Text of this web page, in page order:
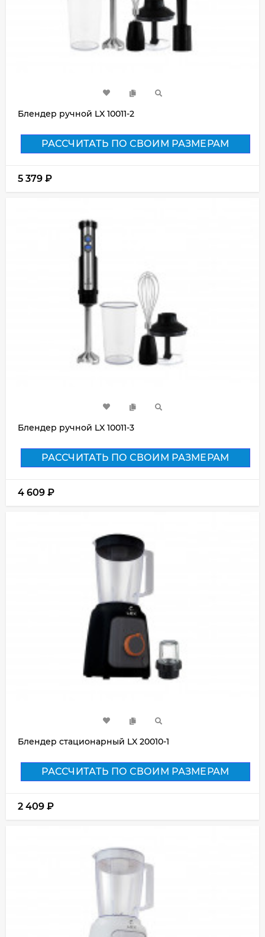
Блендер ручной LX 10011-2
РАССЧИТАТЬ ПО СВОИМ РАЗМЕРАМ
5 379 ₽
Блендер ручной LX 10011-3
РАССЧИТАТЬ ПО СВОИМ РАЗМЕРАМ
4 609 ₽
Блендер стационарный LX 20010-1
РАССЧИТАТЬ ПО СВОИМ РАЗМЕРАМ
2 409 ₽